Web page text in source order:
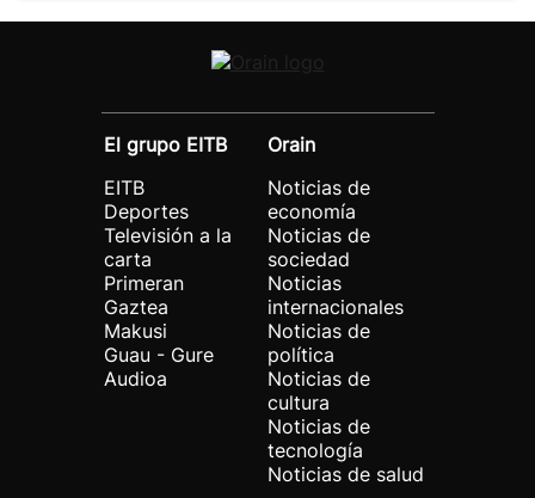
El grupo EITB
EITB
Deportes
Televisión a la
carta
Primeran
Gaztea
Makusi
Guau - Gure
Audioa
Orain
Noticias de
economía
Noticias de
sociedad
Noticias
internacionales
Noticias de
política
Noticias de
cultura
Noticias de
tecnología
Noticias de salud